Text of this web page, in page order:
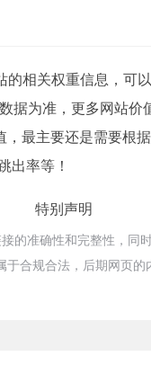
的相关权重信息，可
据为准，更多网站
最主要还是需要根
出率等！
特别声明
的准确性和完整性，同
合规合法，后期网页